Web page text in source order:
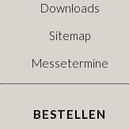
Downloads
Sitemap
Messetermine
BESTELLEN